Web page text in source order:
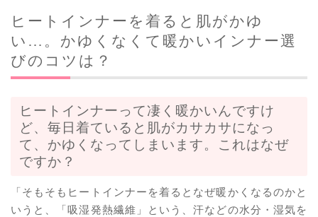
ヒートインナーを着ると肌がかゆ
い…。かゆくなくて暖かいインナー選
びのコツは？
ヒートインナーって凄く暖かいんですけ
ど、毎日着ていると肌がカサカサになっ
て、かゆくなってしまいます。これはなぜ
ですか？
「そもそもヒートインナーを着るとなぜ暖かくなるのかと
いうと、「吸湿発熱繊維」という、汗などの水分・湿気を